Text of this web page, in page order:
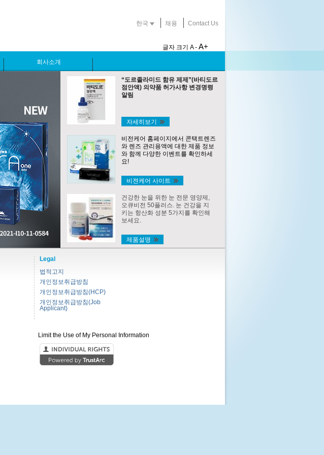
한국 채용 Contact Us
글자 크기 A - A+
회사소개
“도르졸라미드 함유 제제”(바티도르
점안액) 의약품 허가사항 변경명령
알림
자세히보기
비전케어 홈페이지에서 콘택트렌즈
와 렌즈 관리용액에 대한 제품 정보
와 함께 다양한 이벤트를 확인하세
요!
비젼케어 사이트
건강한 눈을 위한 눈 전문 영양제,
오큐비전 50플러스. 눈 건강을 지
키는 항산화 성분 5가지를 확인해
보세요.
제품설명
Legal
법적고지
개인정보취급방침
개인정보취급방침(HCP)
개인정보취급방침(Job
Applicant)
Limit the Use of My Personal Information